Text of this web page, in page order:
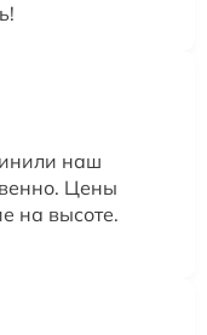
наш
Цены
на высоте.